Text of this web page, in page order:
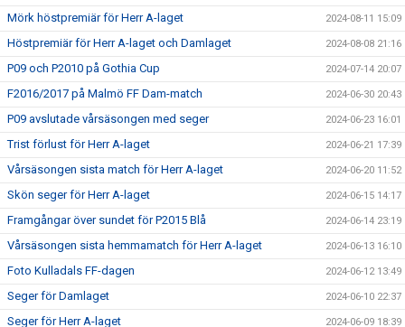
Mörk höstpremiär för Herr A-laget 2024-08-11 15:09
Höstpremiär för Herr A-laget och Damlaget 2024-08-08 21:16
P09 och P2010 på Gothia Cup 2024-07-14 20:07
F2016/2017 på Malmö FF Dam-match 2024-06-30 20:43
P09 avslutade vårsäsongen med seger 2024-06-23 16:01
Trist förlust för Herr A-laget 2024-06-21 17:39
Vårsäsongen sista match för Herr A-laget 2024-06-20 11:52
Skön seger för Herr A-laget 2024-06-15 14:17
Framgångar över sundet för P2015 Blå 2024-06-14 23:19
Vårsäsongen sista hemmamatch för Herr A-laget 2024-06-13 16:10
Foto Kulladals FF-dagen 2024-06-12 13:49
Seger för Damlaget 2024-06-10 22:37
Seger för Herr A-laget 2024-06-09 18:39